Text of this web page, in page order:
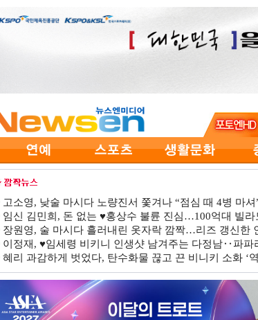
고소영, 낮술 마시다 노량진서 쫓겨나 “점심 때 4병 마
임신 김민희, 돈 없는 ♥홍상수 불륜 진심…100억대 빌라
장원영, 술 마시다 흘러내린 옷자락 깜짝…리즈 갱신한
이정재, ♥임세령 비키니 인생샷 남겨주는 다정남‥파파
혜리 과감하게 벗었다, 탄수화물 끊고 끈 비니키 소화 ‘